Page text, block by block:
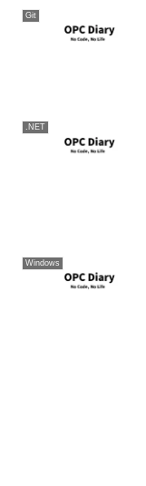
Git
.NET
Windows